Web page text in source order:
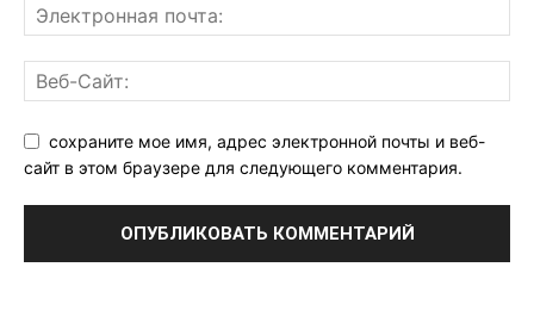
сохраните мое имя, адрес электронной почты и веб-
сайт в этом браузере для следующего комментария.